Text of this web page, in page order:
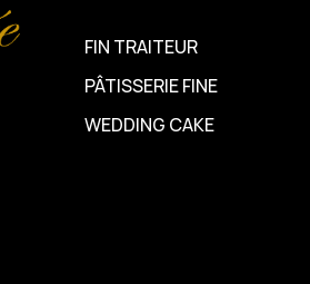
FIN TRAITEUR
PÂTISSERIE FINE
WEDDING CAKE